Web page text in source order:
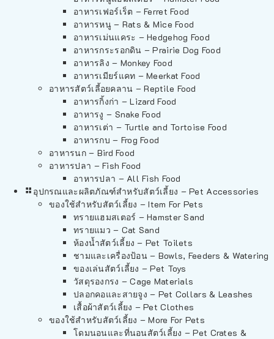
อาหารเฟอร์เร็ต – Ferret Food
อาหารหนู – Rats & Mice Food
อาหารเม่นแคระ – Hedgehog Food
อาหารกระรอกดิน – Prairie Dog Food
อาหารลิง – Monkey Food
อาหารเมียร์แคท – Meerkat Food
อาหารสัตว์เลี้อยคลาน – Reptile Food
อาหารกิ้งก่า – Lizard Food
อาหารงู – Snake Food
อาหารเต่า – Turtle and Tortoise Food
อาหารกบ – Frog Food
อาหารนก – Bird Food
อาหารปลา – Fish Food
อาหารปลา – All Fish Food
อุปกรณและผลิตภัณฑ์สำหรับสัตว์เลี้ยง – Pet Accessories
ของใช้สำหรับสัตว์เลี้ยง – Item For Pets
ทรายแฮมสเตอร์ – Hamster Sand
ทรายแมว – Cat Sand
ห้องน้ำสัตว์เลี้ยง – Pet Toilets
ชามและเครื่องป้อน – Bowls, Feeders & Watering
ของเล่นสัตว์เลี้ยง – Pet Toys
วัสดุรองกรง – Cage Materials
ปลอกคอและสายจูง – Pet Collars & Leashes
เสื้อผ้าสัตว์เลี้ยง – Pet Clothes
ของใช้สำหรับสัตว์เลี้ยง – More For Pets
โดมนอนและที่นอนสัตว์เลี้ยง – Pet Crates &